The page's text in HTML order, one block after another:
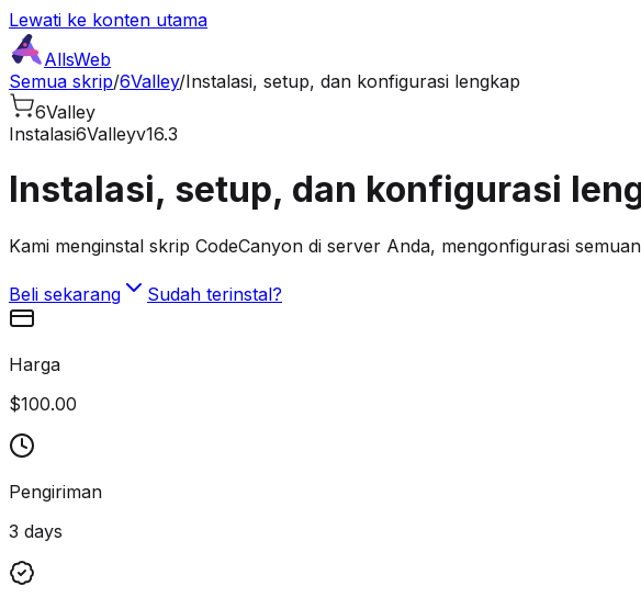
Lewati ke konten utama
AllsWeb
Semua skrip/6Valley/Instalasi, setup, dan konfigurasi lengkap
6Valley
Instalasi6Valleyv16.3
Instalasi, setup, dan konfigurasi
Kami menginstal skrip CodeCanyon di server Anda, mengonfigurasi
Beli sekarang Sudah terinstal?
Harga
$100.00
Pengiriman
3 days